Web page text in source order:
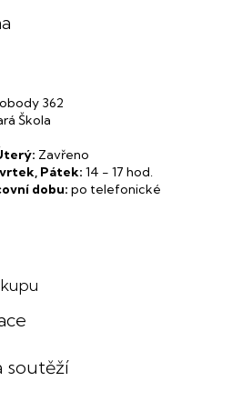
362
Škola
Zavřeno
Pátek: 14 - 17 hod.
dobu: po telefonické
soutěží